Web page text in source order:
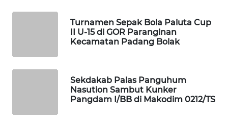
Turnamen Sepak Bola Paluta Cup
II U-15 di GOR Paranginan
Kecamatan Padang Bolak
Sekdakab Palas Panguhum
Nasution Sambut Kunker
Pangdam I/BB di Makodim 0212/TS
WALINKI
ID